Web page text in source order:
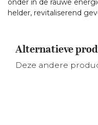
onder in de rauwe
helder, revitaliserend
Alternatieve
Deze andere